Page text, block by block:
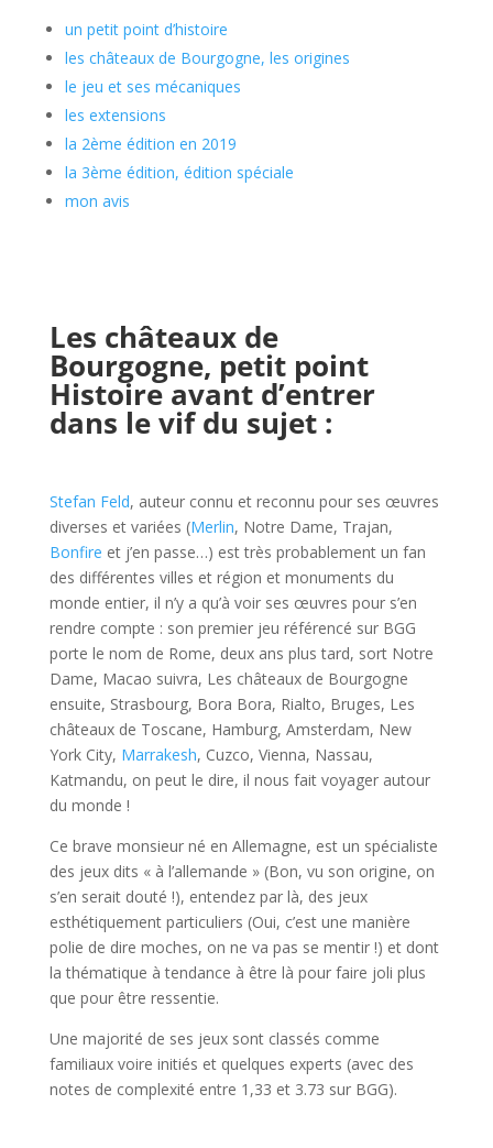
un petit point d’histoire
les châteaux de Bourgogne, les origines
le jeu et ses mécaniques
les extensions
la 2ème édition en 2019
la 3ème édition, édition spéciale
mon avis
Les châteaux de
Bourgogne, petit point
Histoire avant d’entrer
dans le vif du sujet :
Stefan Feld, auteur connu et reconnu pour ses œuvres
diverses et variées (Merlin, Notre Dame, Trajan,
Bonfire et j’en passe…) est très probablement un fan
des différentes villes et région et monuments du
monde entier, il n’y a qu’à voir ses œuvres pour s’en
rendre compte : son premier jeu référencé sur BGG
porte le nom de Rome, deux ans plus tard, sort Notre
Dame, Macao suivra, Les châteaux de Bourgogne
ensuite, Strasbourg, Bora Bora, Rialto, Bruges, Les
châteaux de Toscane, Hamburg, Amsterdam, New
York City, Marrakesh, Cuzco, Vienna, Nassau,
Katmandu, on peut le dire, il nous fait voyager autour
du monde !
Ce brave monsieur né en Allemagne, est un spécialiste
des jeux dits « à l’allemande » (Bon, vu son origine, on
s’en serait douté !), entendez par là, des jeux
esthétiquement particuliers (Oui, c’est une manière
polie de dire moches, on ne va pas se mentir !) et dont
la thématique à tendance à être là pour faire joli plus
que pour être ressentie.
Une majorité de ses jeux sont classés comme
familiaux voire initiés et quelques experts (avec des
notes de complexité entre 1,33 et 3.73 sur BGG).